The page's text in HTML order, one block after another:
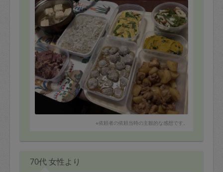
※依頼者の依頼当時の主観的な感想です。
70代 女性より